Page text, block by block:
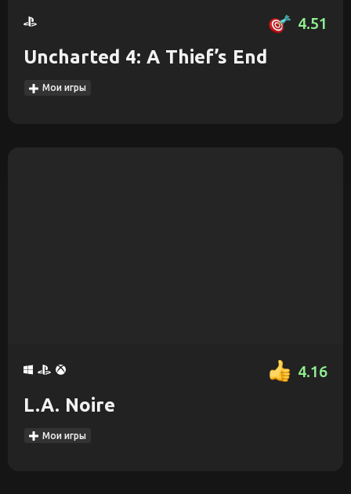
4.51
Uncharted 4: A Thief’s End
Мои игры
4.16
L.A. Noire
Мои игры